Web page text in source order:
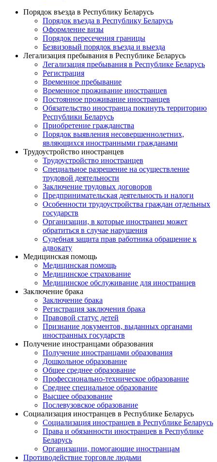
Порядок въезда в Республику Беларусь
Порядок въезда в Республику Беларусь
Оформление визы
Порядок пересечения границы
Безвизовый порядок въезда и выезда
Легализация пребывания в Республике Беларусь
Легализация пребывания в Республике Беларусь
Регистрация
Временное пребывание
Временное проживание иностранцев
Постоянное проживание иностранцев
Обязательство иностранца покинуть территорию
Республики Беларусь
Приобретение гражданства
Порядок выявления несовершеннолетних,
являющихся иностранными гражданами
Трудоустройство иностранцев
Трудоустройство иностранцев
Специальное разрешение на осуществление
трудовой деятельности
Заключение трудовых договоров
Предпринимательская деятельность и налоги
Особенности трудоустройства граждан отдельных
государств
Организации, в которые иностранец может
обратиться в случае нарушения
Судебная защита прав работника обращение к
адвокату
Медицинская помощь
Медицинская помощь
Медицинское страхование
Медицинское обслуживание для иностранцев
Заключение брака
Заключение брака
Регистрация заключения брака
Правовой статус детей
Признание документов, выданных органами
иностранных государств
Получение иностранцами образования
Получение иностранцами образования
Дошкольное образование
Общее среднее образование
Профессионально-техническое образование
Среднее специальное образование
Высшее образование
Послевузовское образование
Социализация иностранцев в Республике Беларусь
Социализация иностранцев в Республике Беларусь
Права и обязанности иностранцев в Республике
Беларусь
Oрганизации, помогающие иностранцам
Противодействие торговле людьми